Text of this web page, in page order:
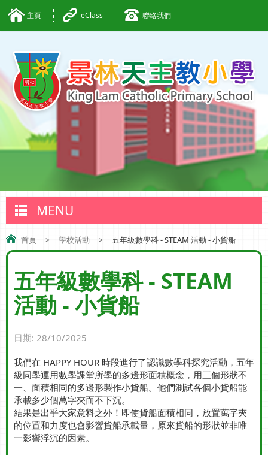
主頁 eClass 聯絡我們
MENU
首頁 > 學校活動 > 五年級數學科 - STEAM 活動 - 小貨船
五年級數學科 - STEAM
活動 - 小貨船
日期: 28/10/2025
我們在 HAPPY HOUR 時段進行了認識數學科探究活動，五年
級同學運用數學課堂所學的多邊形面積概念，用三個形狀不
一、面積相同的多邊形製作小貨船。他們測試各個小貨船能
承載多少個萬字夾而不下沉。
結果是出乎大家意料之外！即使貨船面積相同，放置萬字夾
的位置和力度也會影響貨船承載量，原來貨船的形狀並非唯
一影響浮沉的因素。